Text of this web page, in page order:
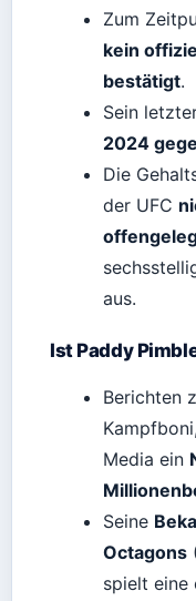
Zum
kein
bestätigt.
Sein
2024
Die
der UFC
aus.
Ist Paddy
Berichten
Media ein
Seine
Octagons
spielt eine